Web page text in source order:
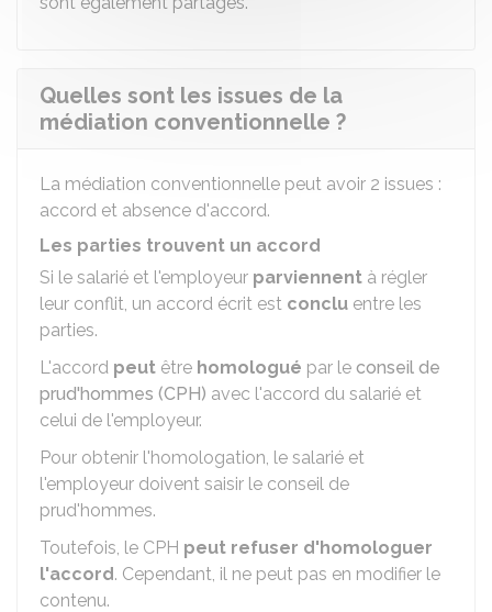
Quelles sont les issues de la
médiation conventionnelle ?
La médiation conventionnelle peut avoir 2 issues :
accord et absence d'accord.
Les parties trouvent un accord
Si le salarié et l'employeur parviennent à régler
leur conflit, un accord écrit est conclu entre les
parties.
L'accord peut être homologué par le conseil de
prud'hommes (CPH) avec l'accord du salarié et
celui de l'employeur.
Pour obtenir l'homologation, le salarié et
l'employeur doivent saisir le conseil de
prud'hommes.
Toutefois, le CPH peut refuser d'homologuer
l'accord. Cependant, il ne peut pas en modifier le
contenu.